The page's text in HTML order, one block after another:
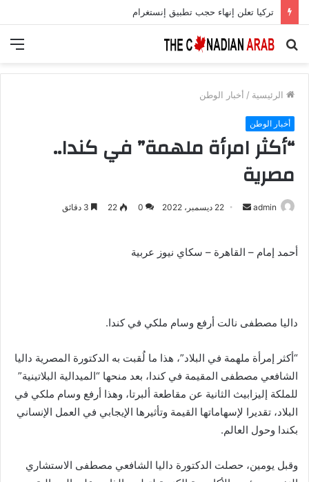
تركيا تعلن إنهاء حجب تطبيق إنستغرام
بحث
الرئيسية / أخبار الوطن
أخبار الوطن
“أكثر امرأة ملهمة” في كندا..
مصرية
admin
أرسل 22 ديسمبر، 2022 0
22
أحمد إمام – القاهرة – سكاي نيوز عربية
داليا مصطفى نالت أرفع وسام ملكي في كندا.
“أكثر إمرأة ملهمة في البلاد”، هذا ما لُقبت به الدكتورة المصرية داليا
الشافعي مصطفى المقيمة في كندا، بعد منحها “الميدالية البلاتينية”
للملكة إليزابيث الثانية عن مقاطعة ألبرتا، وهذا أرفع وسام ملكي في
البلاد، تقديرا لإسهاماتها القيمة وتأثيرها الإيجابي في العمل الإنساني
بكندا وحول العالم.
وقبل يومين، حصلت الدكتورة داليا الشافعي مصطفى الاستشاري